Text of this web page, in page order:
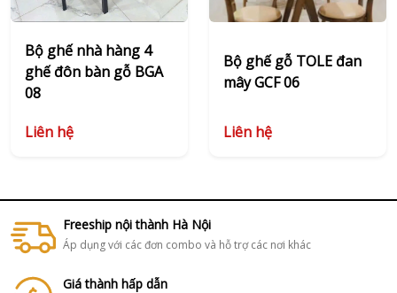
Bộ ghế nhà hàng 4
ghế đôn bàn gỗ BGA
08
Liên hệ
Bộ ghế gỗ TOLE đan
mây GCF 06
Liên hệ
Freeship nội thành Hà Nội
Áp dụng với các đơn combo và hỗ trợ các nơi khác
Giá thành hấp dẫn